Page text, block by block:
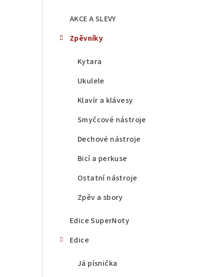
AKCE A SLEVY
Zpěvníky
Kytara
Ukulele
Klavír a klávesy
Smyčcové nástroje
Dechové nástroje
Bicí a perkuse
Ostatní nástroje
Zpěv a sbory
Edice SuperNoty
Edice
Já písnička